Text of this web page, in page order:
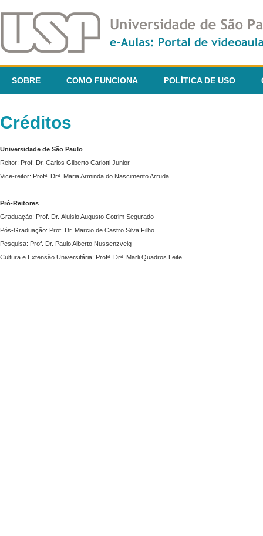
SOBRE COMO FUNCIONA POLÍTICA DE USO
Créditos
Universidade de São Paulo
Reitor: Prof. Dr. Carlos Gilberto Carlotti Junior
Vice-reitor: Profª. Drª. Maria Arminda do Nascimento Arruda
Pró-Reitores
Graduação: Prof. Dr. Aluisio Augusto Cotrim Segurado
Pós-Graduação: Prof. Dr. Marcio de Castro Silva Filho
Pesquisa: Prof. Dr. Paulo Alberto Nussenzveig
Cultura e Extensão Universitária: Profª. Drª. Marli Quadros Leite